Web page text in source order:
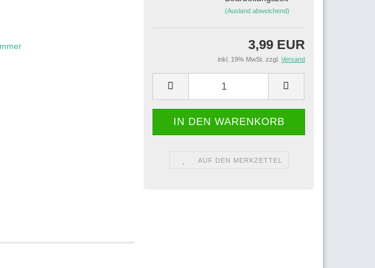
(Ausland abweichend)
3,99 EUR
inkl. 19% MwSt. zzgl. Versand
AUF DEN MERKZETTEL